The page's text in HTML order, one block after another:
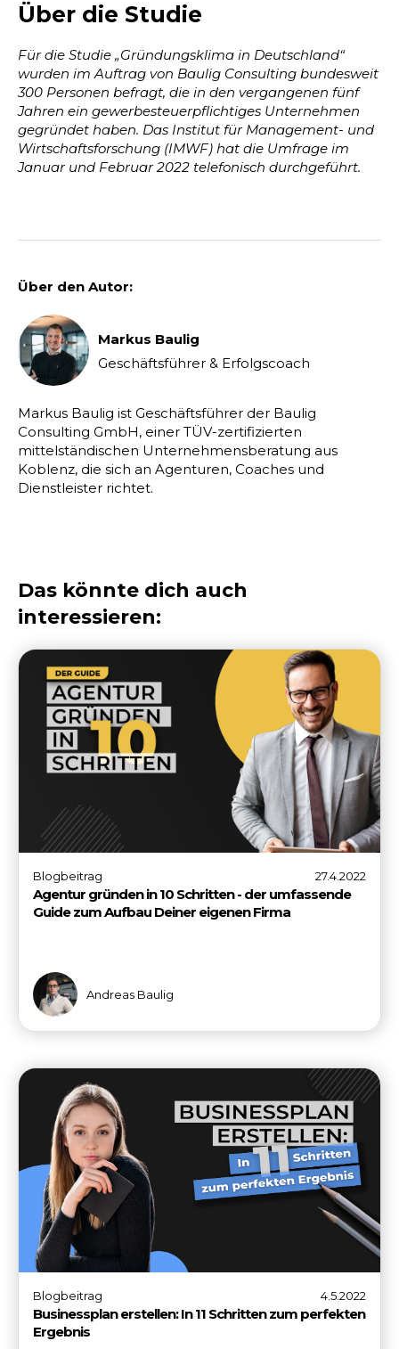
Über den Autor:
Markus Baulig
Geschäftsführer & Erfolgscoach
Markus Baulig ist Geschäftsführer der Baulig
Consulting GmbH, einer TÜV-zertifizierten
mittelständischen Unternehmensberatung aus
Koblenz, die sich an Agenturen, Coaches und
Dienstleister richtet.
Über die Studie
Für die Studie „Gründungsklima in Deutschland“
wurden im Auftrag von Baulig Consulting bundesweit
300 Personen befragt, die in den vergangenen fünf
Jahren ein gewerbesteuerpflichtiges Unternehmen
gegründet haben. Das Institut für Management- und
Wirtschaftsforschung (IMWF) hat die Umfrage im
Januar und Februar 2022 telefonisch durchgeführt.
Das könnte dich auch
interessieren:
Blogbeitrag 27.4.2022
Agentur gründen in 10 Schritten - der umfassende
Guide zum Aufbau Deiner eigenen Firma
Andreas Baulig
Blogbeitrag 4.5.2022
Businessplan erstellen: In 11 Schritten zum perfekten
Ergebnis